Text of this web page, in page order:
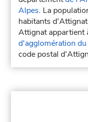
Alpes. La
habitants
Attignat appartient
d'agglomération
code postal